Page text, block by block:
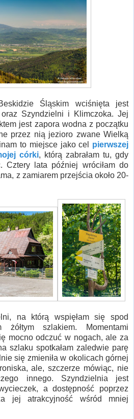
Śląskim wciśnięta jest
Szyndzielni i Klimczoka. Jej
jest zapora wodna z początku
przez nią jezioro zwane Wielką
to miejsce jako cel pierwszej
córki, którą zabrałam tu, gdy
Cztery lata później wróciłam do
z zamiarem przejścia około 20-
na którą wspięłam się spod
żółtym szlakiem. Momentami
mocno odczuć w nogach, ale za
szlaku spotkałam zaledwie parę
się zmieniła w okolicach górnej
ale, szczerze mówiąc, nie
innego. Szyndzielnia jest
a dostępność poprzez
jej atrakcyjność wśród mniej